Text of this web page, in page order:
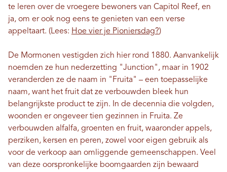
te leren over de vroegere bewoners van Capitol Reef, en
ja, om er ook nog eens te genieten van een verse
appeltaart. (Lees: Hoe vier je Pioniersdag?)
De Mormonen vestigden zich hier rond 1880. Aanvankelijk
noemden ze hun nederzetting "Junction", maar in 1902
veranderden ze de naam in "Fruita" – een toepasselijke
naam, want het fruit dat ze verbouwden bleek hun
belangrijkste product te zijn. In de decennia die volgden,
woonden er ongeveer tien gezinnen in Fruita. Ze
verbouwden alfalfa, groenten en fruit, waaronder appels,
perziken, kersen en peren, zowel voor eigen gebruik als
voor de verkoop aan omliggende gemeenschappen. Veel
van deze oorspronkelijke boomgaarden zijn bewaard